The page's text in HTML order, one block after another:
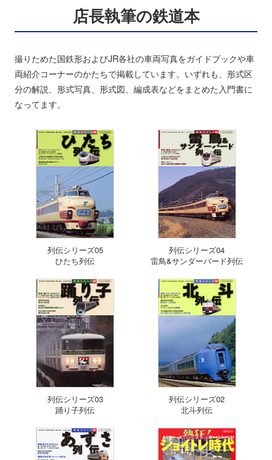
店長執筆の鉄道本
撮りためた国鉄形およびJR各社の車両写真をガイドブックや車
両紹介コーナーのかたちで掲載しています。いずれも、形式区
分の解説、形式写真、形式図、編成表などをまとめた入門書に
なってます。
列伝シリーズ05
ひたち列伝
列伝シリーズ04
雷鳥&サンダーバード列伝
列伝シリーズ03
踊り子列伝
列伝シリーズ02
北斗列伝